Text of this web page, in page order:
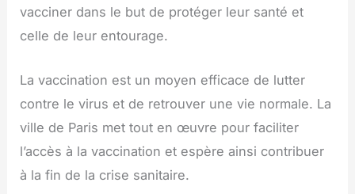
vacciner dans le but de protéger leur santé et
celle de leur entourage.
La vaccination est un moyen efficace de lutter
contre le virus et de retrouver une vie normale. La
ville de Paris met tout en œuvre pour faciliter
l’accès à la vaccination et espère ainsi contribuer
à la fin de la crise sanitaire.